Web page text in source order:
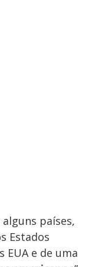
países,
Estados
EUA e de uma